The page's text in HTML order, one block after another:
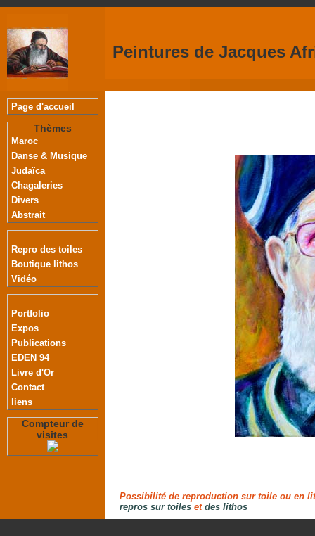
Peintures de Jacques
Page d'accueil
Thèmes
Maroc
Danse & Musique
Judaïca
Chagaleries
Divers
Abstrait
Repro des toiles
Boutique lithos
Vidéo
Portfolio
Expos
Publications
EDEN 94
Livre d'Or
Contact
liens
Compteur de
visites
Possibilité de reproduction sur toile ou en
repros sur toiles et des lithos